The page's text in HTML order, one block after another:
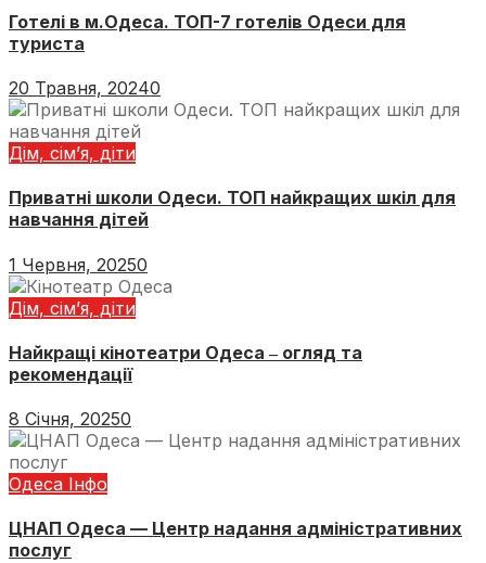
Готелі в м.Одеса. ТОП-7 готелів Одеси для
туриста
20 Травня, 20240
Дім, сім’я, діти
Приватні школи Одеси. ТОП найкращих шкіл для
навчання дітей
1 Червня, 20250
Дім, сім’я, діти
Найкращі кінотеатри Одеса ‒ огляд та
рекомендації
8 Січня, 20250
Одеса Інфо
ЦНАП Одеса — Центр надання адміністративних
послуг